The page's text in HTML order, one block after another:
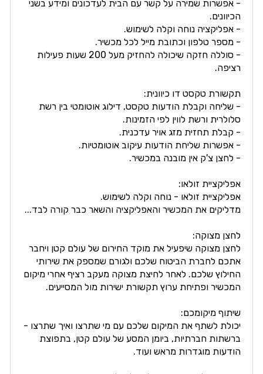
- אפשרות שמירה על קשר עם הבית לעדכונים ומידע בשני
הכיוונים.
- אפליקציה נוחה וקלה לשימוש.
- מספר טלפון וכתובת מייל לכל מכשיר.
- סוללה חזקה שיכולה להחזיק מעל 200 שעות פעילות
רציפה.
תקשורת טקסט דו כיוונית:
- שליחה וקבלת הודעות טקסט, דילוג אוטומטי בין רשת
סלולרית ורשת לווין לפי הזמינות.
- קבלת תחזית מזג אויר עדכנית.
- אפשרות שליחת הודעות עיקוב אוטומטיות.
- לחצן צ'ק אין מובנה במכשיר.
אפליקציית זולאו:
אפליקציית זולאו - נוחה וקלה לשימוש.
מדליקים את המכשיר והאפליקציה והשאר כבר קורה לבד...
לחצן מצוקה:
לחצן מצוקה שיפעיל את מוקד החירום של עולם קטן ויחבר
אתכם לחברת הביטוח שלכם ולגורם שמספק את שירותי
החילוץ שלכם. לאחר לחיצת מצוקה מעקב רציף אחרי מיקום
המכשיר ופתיחת ערוץ תקשורת ישירות מול המסייעים.
שיתוף מיקומכם:
יכולת לשתף את המיקום שלכם עם מי שתרצו ואיך שתרצו -
ברשתות חברתיות, ביומן המסע של עולם קטן, בתפוצת
הודעות מוגדרות מראש ועוד.